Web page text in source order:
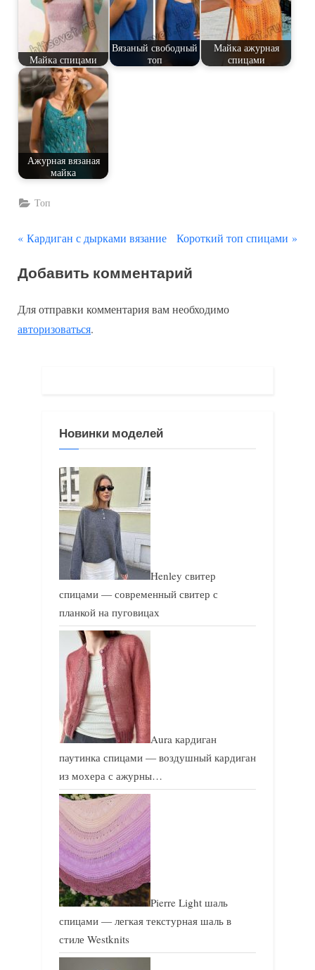
Майка спицами
Вязаный свободный
топ
Майка ажурная
спицами
Ажурная вязаная
майка
Топ
Навигация
по
записям
П
е
ы
д
Кардиган с дырками вязание
С
е
у
Короткий топ спицами
Добавить комментарий
Для отправки комментария вам необходимо
авторизоваться.
Новинки моделей
Henley свитер
спицами — современный свитер с
планкой на пуговицах
Aura кардиган
паутинка спицами — воздушный кардиган
из мохера с ажурны…
Pierre Light шаль
спицами — легкая текстурная шаль в
стиле Westknits